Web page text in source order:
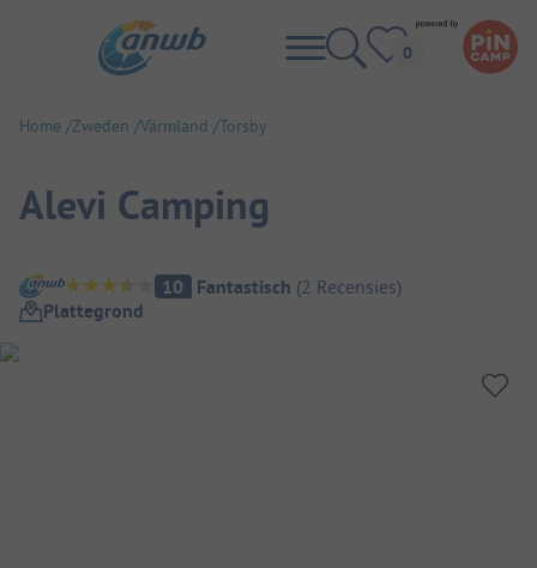
Home Zweden Värmland Torsby
Alevi Camping
Camping overzicht
10 Fantastisch (2 Recensies)
Plattegrond